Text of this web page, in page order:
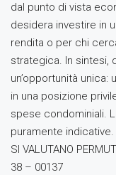
dal punto di vista
desidera investire in
rendita o per chi
strategica. In sintesi,
un’opportunità
in una posizione
spese condominiali.
puramente indicative.
SI VALUTANO
38 – 00137